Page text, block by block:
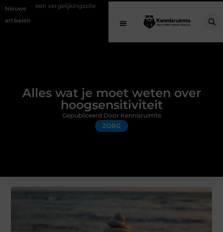
Nieuwe
artikelen
Schenking aan een goed doel: waarom geven
Alles wat je moet weten over
hoogsensitiviteit
ZORG
Gepubliceerd Door Kennisruimte